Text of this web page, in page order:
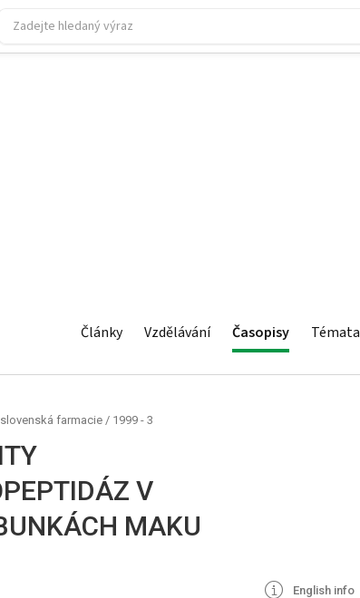
Články Vzdělávání Časopisy Témata
farmacie / 1999 - 3
V
MAKU
English info